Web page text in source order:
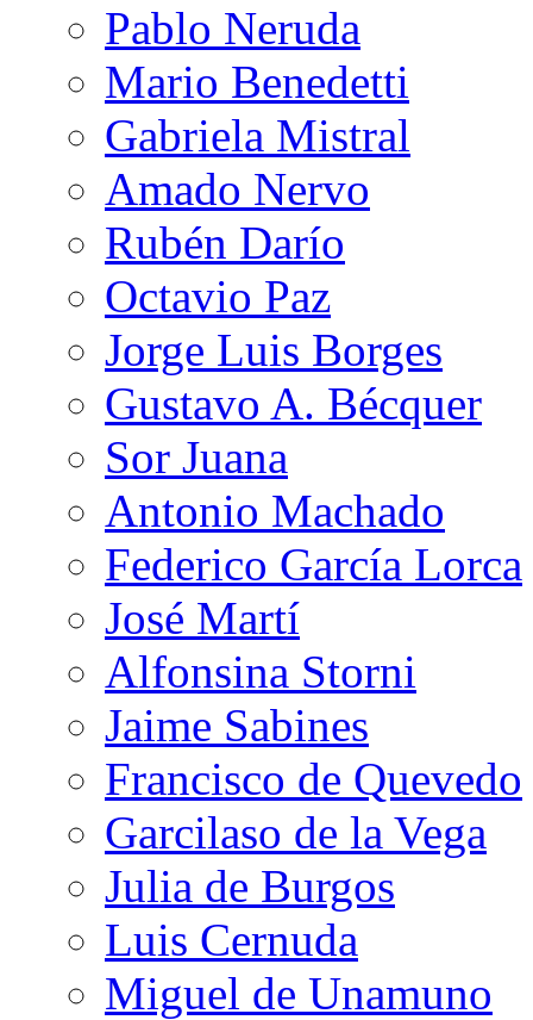
Pablo Neruda
Mario Benedetti
Gabriela Mistral
Amado Nervo
Rubén Darío
Octavio Paz
Jorge Luis Borges
Gustavo A. Bécquer
Sor Juana
Antonio Machado
Federico García Lorca
José Martí
Alfonsina Storni
Jaime Sabines
Francisco de Quevedo
Garcilaso de la Vega
Julia de Burgos
Luis Cernuda
Miguel de Unamuno